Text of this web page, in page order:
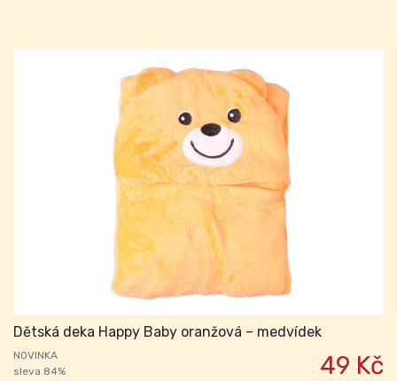
Dětská deka Happy Baby oranžová – medvídek
NOVINKA
sleva 84%
49 Kč